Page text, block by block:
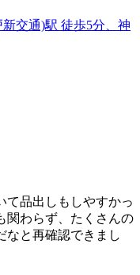
交通)駅 徒歩5分、神
て品出しもしやすかっ
関わらず、たくさんの
なと再確認できまし